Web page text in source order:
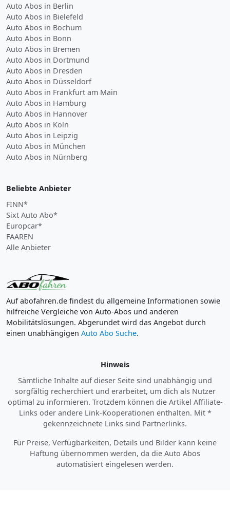
Auto Abos in Berlin
Auto Abos in Bielefeld
Auto Abos in Bochum
Auto Abos in Bonn
Auto Abos in Bremen
Auto Abos in Dortmund
Auto Abos in Dresden
Auto Abos in Düsseldorf
Auto Abos in Frankfurt am Main
Auto Abos in Hamburg
Auto Abos in Hannover
Auto Abos in Köln
Auto Abos in Leipzig
Auto Abos in München
Auto Abos in Nürnberg
Beliebte Anbieter
FINN*
Sixt Auto Abo*
Europcar*
FAAREN
Alle Anbieter
Auf abofahren.de findest du allgemeine Informationen sowie
hilfreiche Vergleiche von Auto-Abos und anderen
Mobilitätslösungen. Abgerundet wird das Angebot durch
einen unabhängigen Auto Abo Suche.
Hinweis
Sämtliche Inhalte auf dieser Seite sind unabhängig und
sorgfältig recherchiert und erarbeitet, um dich als Nutzer
optimal zu informieren. Trotzdem können die Artikel Affiliate-
Links oder andere Link-Kooperationen enthalten. Mit *
gekennzeichnete Links sind Partnerlinks.
Für Preise, Verfügbarkeiten, Details und Bilder kann keine
Haftung übernommen werden, da die Auto Abos
automatisiert eingelesen werden.